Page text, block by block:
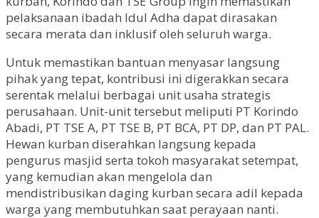
pelaksanaan ibadah Idul Adha dapat dirasakan
secara merata dan inklusif oleh seluruh warga.
Untuk memastikan bantuan menyasar langsung
pihak yang tepat, kontribusi ini digerakkan secara
serentak melalui berbagai unit usaha strategis
perusahaan. Unit-unit tersebut meliputi PT Korindo
Abadi, PT TSE A, PT TSE B, PT BCA, PT DP, dan PT PAL.
Hewan kurban diserahkan langsung kepada
pengurus masjid serta tokoh masyarakat setempat,
yang kemudian akan mengelola dan
mendistribusikan daging kurban secara adil kepada
warga yang membutuhkan saat perayaan nanti.